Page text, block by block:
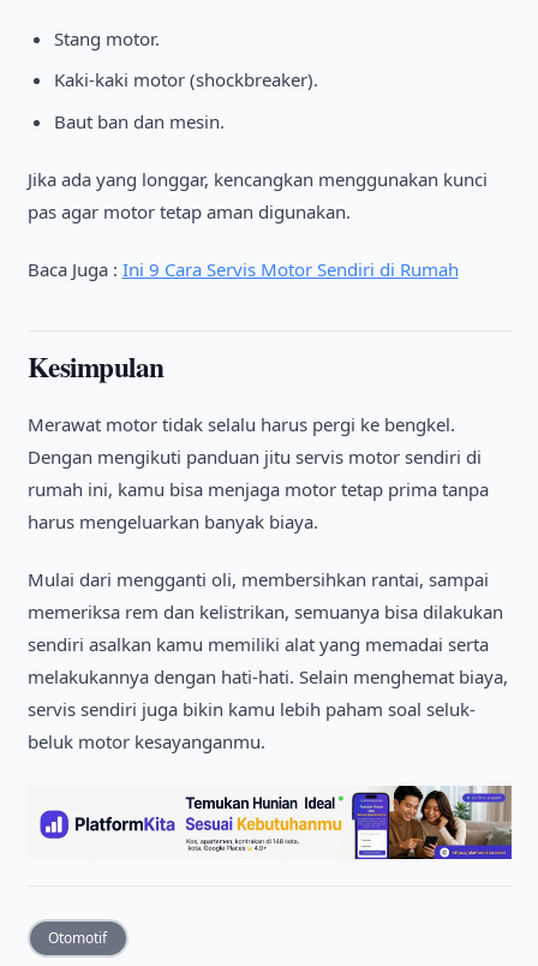
Stang motor.
Kaki-kaki motor (shockbreaker).
Baut ban dan mesin.
Jika ada yang longgar, kencangkan menggunakan kunci
pas agar motor tetap aman digunakan.
Baca Juga : Ini 9 Cara Servis Motor Sendiri di Rumah
Kesimpulan
Merawat motor tidak selalu harus pergi ke bengkel.
Dengan mengikuti panduan jitu servis motor sendiri di
rumah ini, kamu bisa menjaga motor tetap prima tanpa
harus mengeluarkan banyak biaya.
Mulai dari mengganti oli, membersihkan rantai, sampai
memeriksa rem dan kelistrikan, semuanya bisa dilakukan
sendiri asalkan kamu memiliki alat yang memadai serta
melakukannya dengan hati-hati. Selain menghemat biaya,
servis sendiri juga bikin kamu lebih paham soal seluk-
beluk motor kesayanganmu.
Otomotif